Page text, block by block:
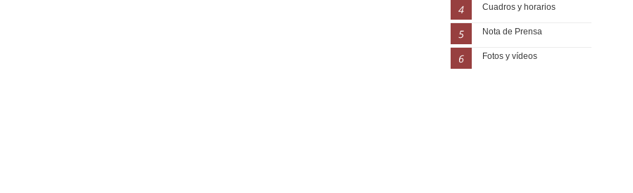
Cuadros y horarios
Nota de Prensa
Fotos y vídeos